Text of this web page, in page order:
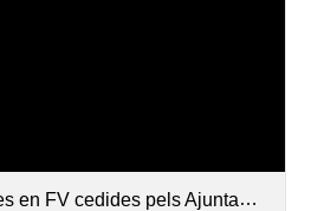
cedides pels Ajuntaments_web.pdf